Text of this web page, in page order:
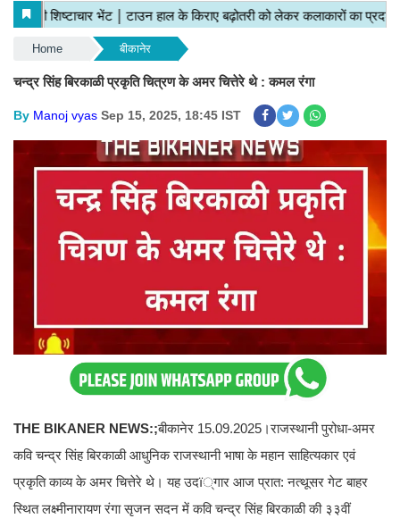
Home बीकानेर
चन्द्र सिंह बिरकाळी प्रकृति चित्रण के अमर चित्तेरे थे : कमल रंगा
By Manoj vyas Sep 15, 2025, 18:45 IST
THE BIKANER NEWS:;बीकानेर 15.09.2025।राजस्थानी पुरोधा-अमर
कवि चन्द्र सिंह बिरकाळी आधुनिक राजस्थानी भाषा के महान साहित्यकार एवं
प्रकृति काव्य के अमर चित्तेरे थे। यह उदï्गार आज प्रात: नत्थूसर गेट बाहर
स्थित लक्ष्मीनारायण रंगा सृजन सदन में कवि चन्द्र सिंह बिरकाळी की ३३वीं